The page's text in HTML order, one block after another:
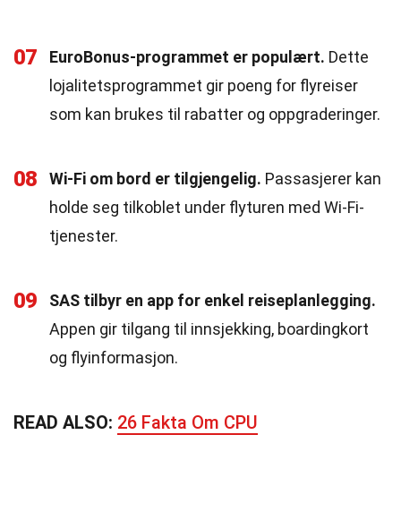
07 EuroBonus-programmet er populært. Dette
lojalitetsprogrammet gir poeng for flyreiser
som kan brukes til rabatter og oppgraderinger.
08 Wi-Fi om bord er tilgjengelig. Passasjerer kan
holde seg tilkoblet under flyturen med Wi-Fi-
tjenester.
09
SAS tilbyr en app for enkel reiseplanlegging.
Appen gir tilgang til innsjekking, boardingkort
og flyinformasjon.
READ ALSO: 26 Fakta Om CPU